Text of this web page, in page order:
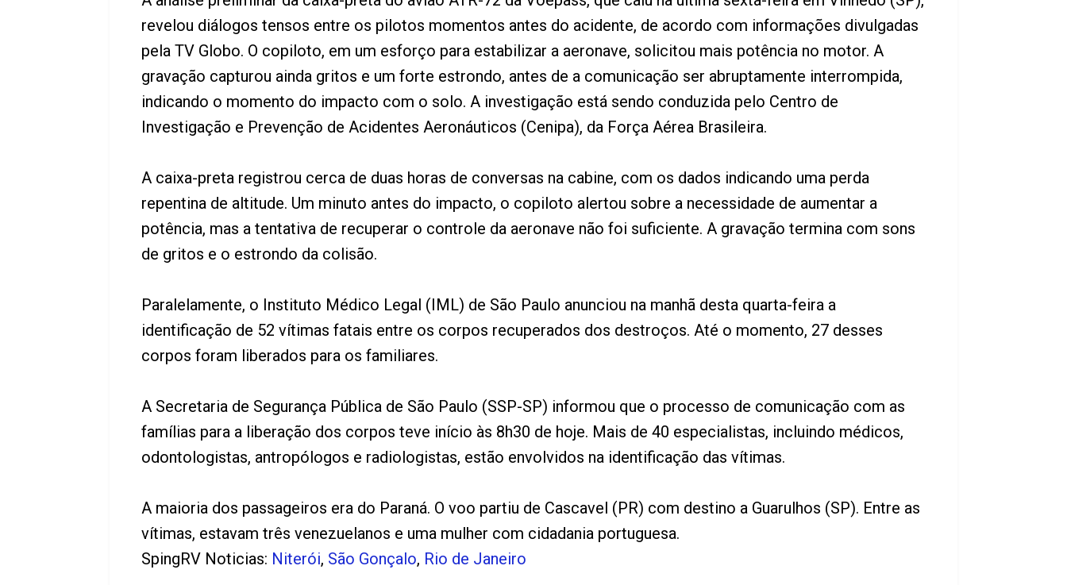
revelou diálogos tensos entre os pilotos momentos antes do acidente, de acordo com informações divulgadas
pela TV Globo. O copiloto, em um esforço para estabilizar a aeronave, solicitou mais potência no motor. A
gravação capturou ainda gritos e um forte estrondo, antes de a comunicação ser abruptamente interrompida,
indicando o momento do impacto com o solo. A investigação está sendo conduzida pelo Centro de
Investigação e Prevenção de Acidentes Aeronáuticos (Cenipa), da Força Aérea Brasileira.
A caixa-preta registrou cerca de duas horas de conversas na cabine, com os dados indicando uma perda
repentina de altitude. Um minuto antes do impacto, o copiloto alertou sobre a necessidade de aumentar a
potência, mas a tentativa de recuperar o controle da aeronave não foi suficiente. A gravação termina com sons
de gritos e o estrondo da colisão.
Paralelamente, o Instituto Médico Legal (IML) de São Paulo anunciou na manhã desta quarta-feira a
identificação de 52 vítimas fatais entre os corpos recuperados dos destroços. Até o momento, 27 desses
corpos foram liberados para os familiares.
A Secretaria de Segurança Pública de São Paulo (SSP-SP) informou que o processo de comunicação com as
famílias para a liberação dos corpos teve início às 8h30 de hoje. Mais de 40 especialistas, incluindo médicos,
odontologistas, antropólogos e radiologistas, estão envolvidos na identificação das vítimas.
A maioria dos passageiros era do Paraná. O voo partiu de Cascavel (PR) com destino a Guarulhos (SP). Entre as
vítimas, estavam três venezuelanos e uma mulher com cidadania portuguesa.
SpingRV Noticias: Niterói, São Gonçalo, Rio de Janeiro